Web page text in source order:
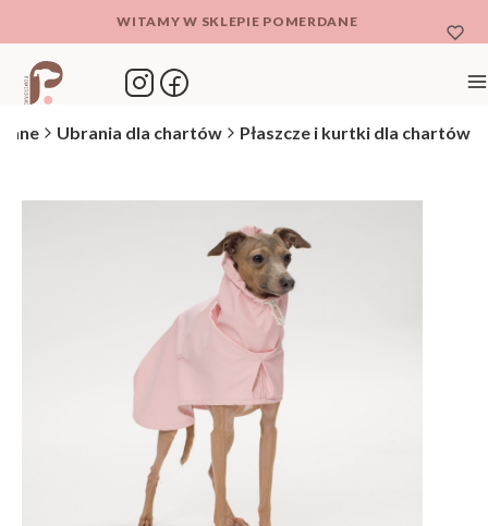
WITAMY W SKLEPIE POMERDANE
Ubrania dla chartów Płaszcze i kurtki dla chartów